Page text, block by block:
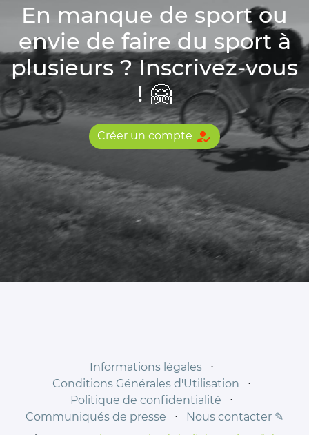
En manque de sport ou
envie de faire du sport à
plusieurs ? Inscrivez-vous
! 🤗
Créer un compte how_to_reg
Informations légales
⋅
Conditions Générales d'Utilisation
⋅
Politique de confidentialité
⋅
Communiqués de presse
⋅ Nous contacter ✎